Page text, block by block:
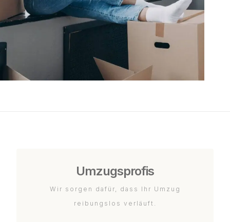
Umzugsprofis
Wir sorgen dafür, dass Ihr Umzug
reibungslos verläuft.